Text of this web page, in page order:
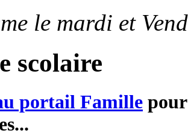
le mardi et
scolaire
portail Famille